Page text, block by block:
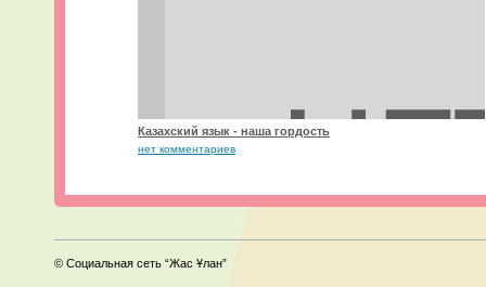
Казахский язык - наша гордость
нет комментариев
© Социальная сеть “Жас Ұлан”